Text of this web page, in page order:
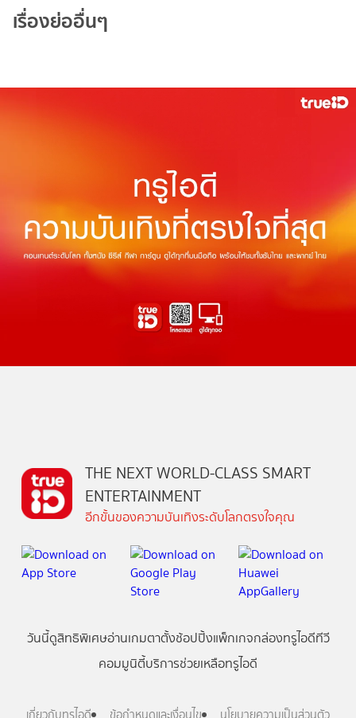
เรื่องย่ออื่นๆ
THE NEXT WORLD-CLASS SMART
ENTERTAINMENT
อีกขั้นของความบันเทิงระดับโลกตรงใจคุณ
วันนี้ดูสิทธิพิเศษอ่านเกมตาตั้งช้อปปิ้งแพ็กเกจกล่องทรูไอดีทีวี
คอมมูนิตี้บริการช่วยเหลือทรูไอดี